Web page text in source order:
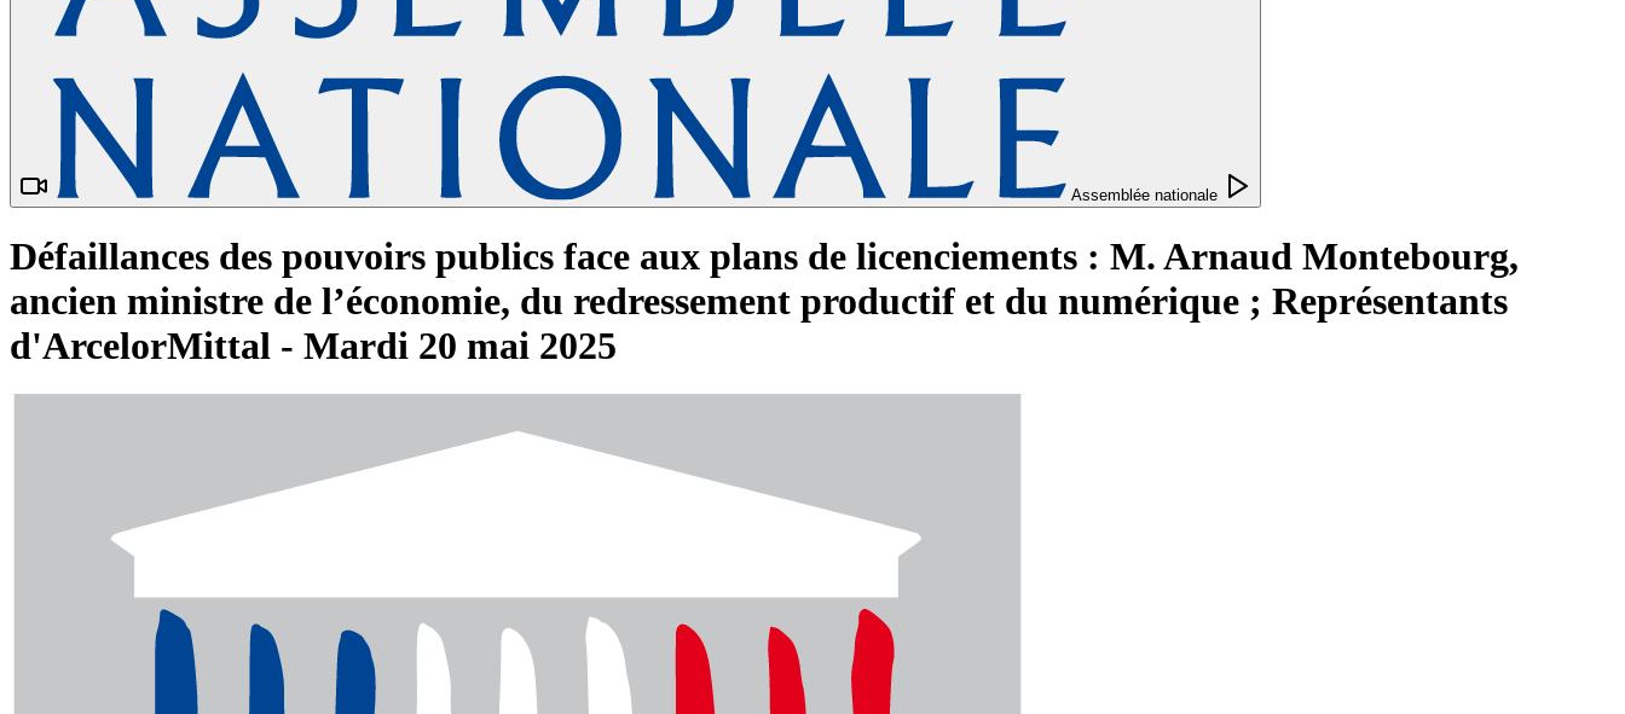
Assemblée nationale
Défaillances des pouvoirs publics face aux plans de licenciements : M. Arnaud Montebourg,
ancien ministre de l’économie, du redressement productif et du numérique ; Représentants
d'ArcelorMittal - Mardi 20 mai 2025